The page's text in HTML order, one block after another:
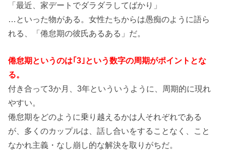
「最近、家デートでダラダラしてばかり」
…といった物がある。女性たちからは愚痴のように語ら
れる、「倦怠期の彼氏あるある」だ。
倦怠期というのは｢3｣という数字の周期がポイントとな
る。
付き合って3か月、3年といういうように、周期的に現れ
やすい。
倦怠期をどのように乗り越えるかは人それぞれである
が、多くのカップルは、話し合いをすることなく、こと
なかれ主義・なし崩し的な解決を取りがちだ。